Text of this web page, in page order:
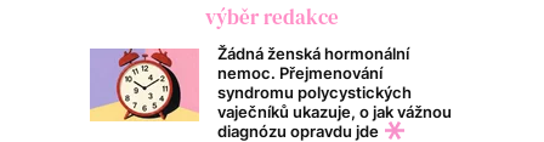
výběr redakce
Žádná ženská hormonální
nemoc. Přejmenování
syndromu polycystických
vaječníků ukazuje, o jak vážnou
diagnózu opravdu jde